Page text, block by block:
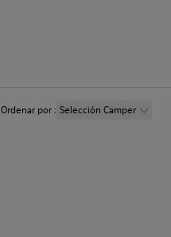
Ordenar por: Selección Camper